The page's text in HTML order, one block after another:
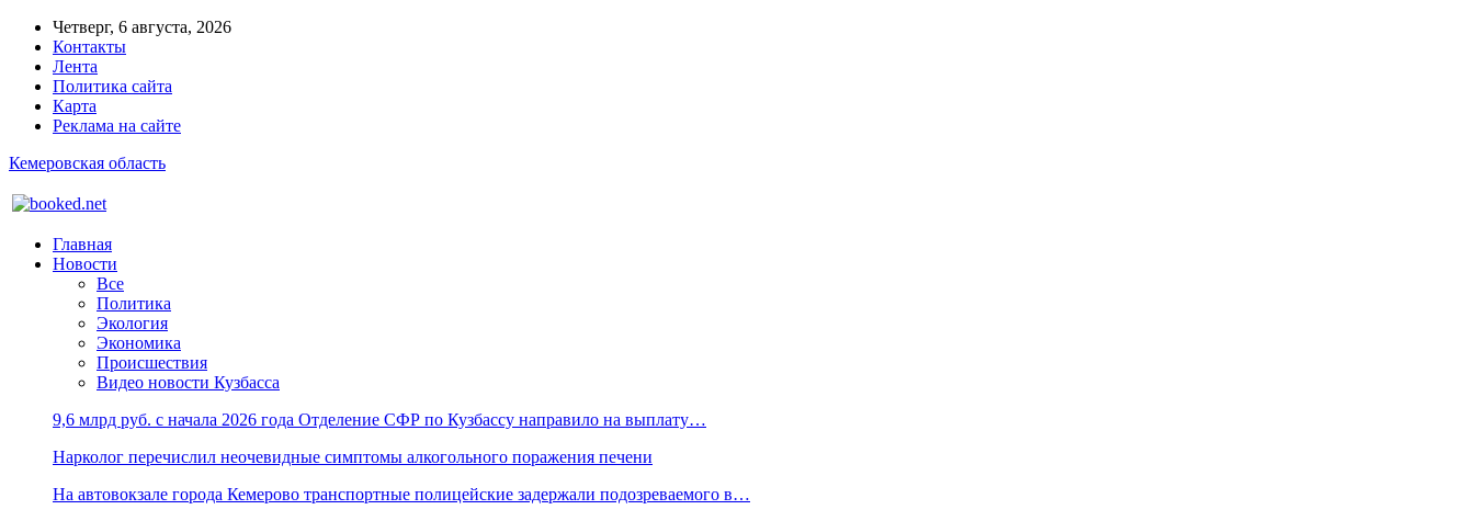
Четверг, 6 августа, 2026
Контакты
Лента
Политика сайта
Карта
Реклама на сайте
Кемеровская область
Главная
Новости
Все
Политика
Экология
Экономика
Происшествия
Видео новости Кузбасса
9,6 млрд руб. с начала 2026 года Отделение СФР по Кузбассу направило на выплату…
Нарколог перечислил неочевидные симптомы алкогольного поражения печени
На автовокзале города Кемерово транспортные полицейские задержали подозреваемого в…